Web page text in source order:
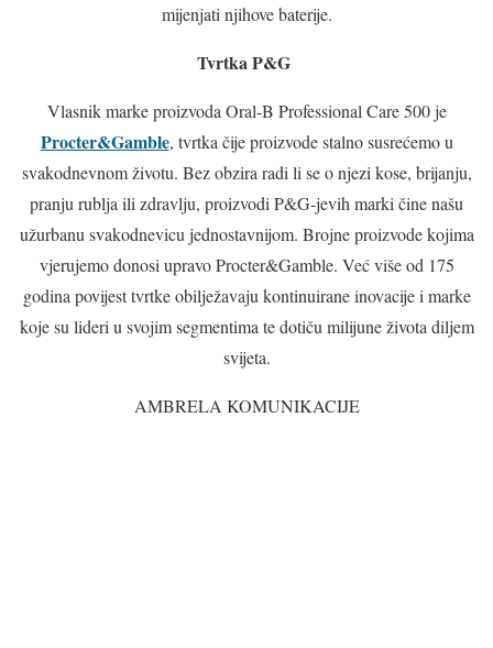
mijenjati njihove baterije.
Tvrtka P&G
Vlasnik marke proizvoda Oral-B Professional Care 500 je
Procter&Gamble, tvrtka čije proizvode stalno susrećemo u
svakodnevnom životu. Bez obzira radi li se o njezi kose, brijanju,
pranju rublja ili zdravlju, proizvodi P&G-jevih marki čine našu
užurbanu svakodnevicu jednostavnijom. Brojne proizvode kojima
vjerujemo donosi upravo Procter&Gamble. Već više od 175
godina povijest tvrtke obilježavaju kontinuirane inovacije i marke
koje su lideri u svojim segmentima te dotiču milijune života diljem
svijeta.
AMBRELA KOMUNIKACIJE